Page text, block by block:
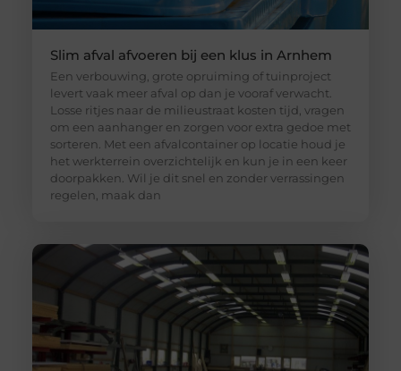
Slim afval afvoeren bij een klus in Arnhem
Een verbouwing, grote opruiming of tuinproject
levert vaak meer afval op dan je vooraf verwacht.
Losse ritjes naar de milieustraat kosten tijd, vragen
om een aanhanger en zorgen voor extra gedoe met
sorteren. Met een afvalcontainer op locatie houd je
het werkterrein overzichtelijk en kun je in een keer
doorpakken. Wil je dit snel en zonder verrassingen
regelen, maak dan